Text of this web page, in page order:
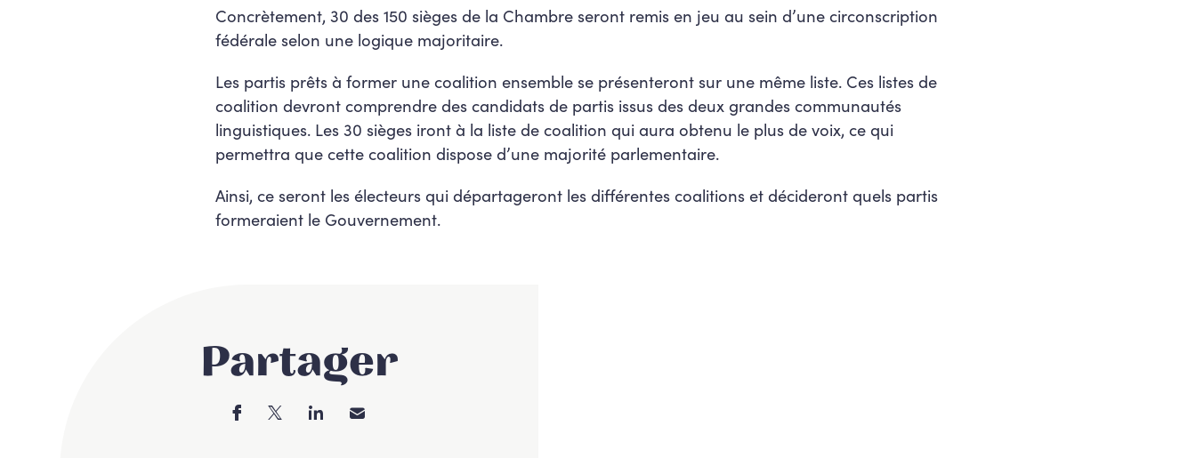
Concrètement, 30 des 150 sièges de la Chambre seront remis en jeu au sein d’une circonscription
fédérale selon une logique majoritaire.
Les partis prêts à former une coalition ensemble se présenteront sur une même liste. Ces listes de
coalition devront comprendre des candidats de partis issus des deux grandes communautés
linguistiques. Les 30 sièges iront à la liste de coalition qui aura obtenu le plus de voix, ce qui
permettra que cette coalition dispose d’une majorité parlementaire.
Ainsi, ce seront les électeurs qui départageront les différentes coalitions et décideront quels partis
formeraient le Gouvernement.
Partager